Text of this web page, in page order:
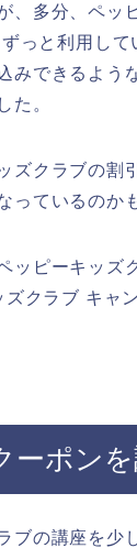
、多分、ペッ
っと利用し
みできるよう
た。
ズクラブの割
っているのか
ッピーキッズ
クラブ キャ
ポンを
の講座を少